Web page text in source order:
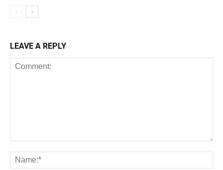
LEAVE A REPLY